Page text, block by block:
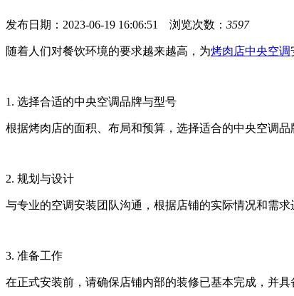
发布日期：2023-06-19 16:06:51 浏览次数： 3597
随着人们对餐饮环境的要求越来越高，为烤肉店中央空调
1. 选择合适的中央空调品牌与型号
根据烤肉店的面积、布局和预算，选择适合的中央空调
2. 规划与设计
与专业的空调安装团队沟通，根据店铺的实际情况和需
3. 准备工作
在正式安装前，请确保店铺内部的装修已基本完成，并